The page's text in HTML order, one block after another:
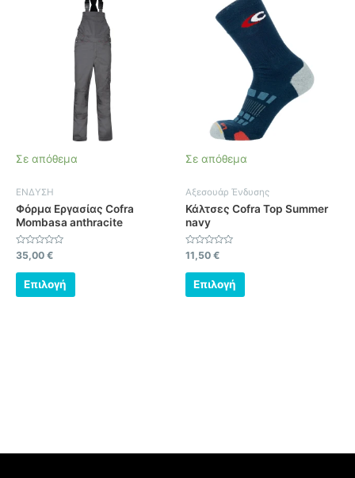
Σε απόθεμα
ΕΝΔΥΣΗ
Φόρμα Εργασίας Cofra
Mombasa anthracite
Βαθμολογήθηκε
με
0
από
35,00 €
Επιλογή
το
προϊόν
έχει
πολλαπλές
παραλλαγές.
Οι
επιλογές
μπορούν
σελίδα
του
Σε απόθεμα
Αξεσουάρ Ένδυσης
Κάλτσες Cofra Top Summer
navy
Βαθμολογήθηκε
με
0
από
11,50 €
Επιλογή
το
προϊόν
πολλαπλές
παραλλαγές.
Οι
επιλογές
μπορούν
στη
σελίδα